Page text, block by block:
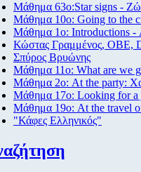
Μάθημα 63ο:Star signs -
Μάθημα 10ο: Going to the
Μάθημα 1ο: Introductions -
Κώστας Γραμμένος, ΟΒΕ,
Σπύρος Βρυώνης
Μάθημα 11ο: What are we
Μάθημα 2ο: At the party:
Μάθημα 17ο: Looking for a
Μάθημα 19ο: At the travel
"Κάφες Ελληνικός"